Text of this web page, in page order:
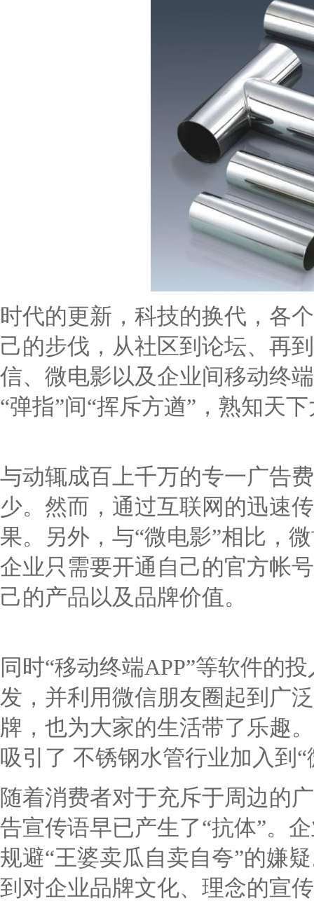
时代的更新，科技的换代，各
己的步伐，从社区到论坛、再
信、微电影以及企业间移动终
“弹指”间“挥斥方遒”，熟知天
与动辄成百上千万的专一广告
少。然而，通过互联网的迅速
果。另外，与“微电影”相比，
企业只需要开通自己的官方帐
己的产品以及品牌价值。
同时“移动终端APP”等软件的
发，并利用微信朋友圈起到广
牌，也为大家的生活带了乐趣
吸引了 不锈钢水管行业加入到
随着消费者对于充斥于周边的
告宣传语早已产生了“抗体”。
规避“王婆卖瓜自卖自夸”的嫌
到对企业品牌文化、理念的宣